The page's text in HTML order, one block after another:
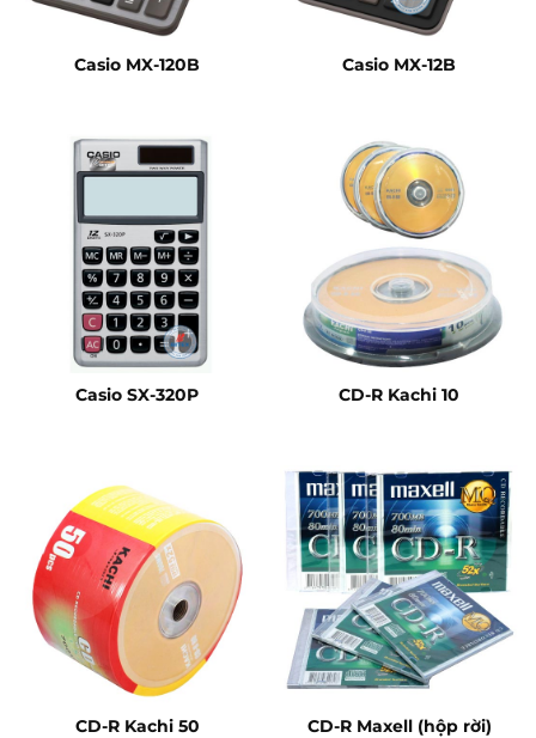
Casio MX-120B Casio MX-12B
Casio SX-320P CD-R Kachi 10
CD-R Kachi 50 CD-R Maxell (hộp rời)